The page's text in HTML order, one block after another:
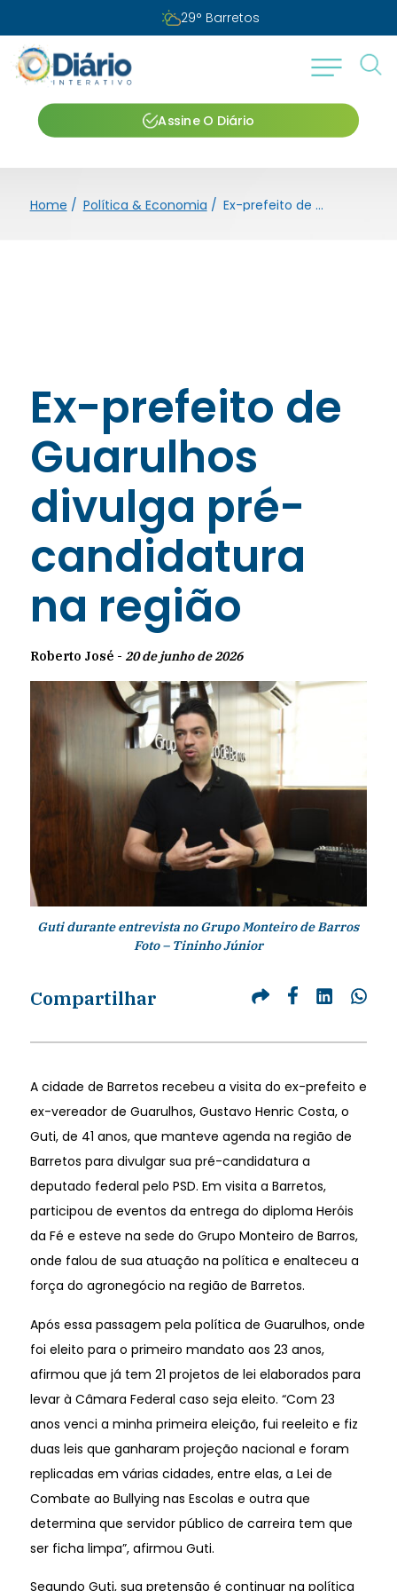
29° Barretos
Assine O Diário
Home / Política & Economia / Ex-prefeito de Guarulhos divulga pré-candidatura na região
Ex-prefeito de
Guarulhos
divulga pré-
candidatura
na região
Roberto José - 20 de junho de 2026
Guti durante entrevista no Grupo Monteiro de Barros
Foto – Tininho Júnior
Compartilhar
A cidade de Barretos recebeu a visita do ex-prefeito e
ex-vereador de Guarulhos, Gustavo Henric Costa, o
Guti, de 41 anos, que manteve agenda na região de
Barretos para divulgar sua pré-candidatura a
deputado federal pelo PSD. Em visita a Barretos,
participou de eventos da entrega do diploma Heróis
da Fé e esteve na sede do Grupo Monteiro de Barros,
onde falou de sua atuação na política e enalteceu a
força do agronegócio na região de Barretos.
Após essa passagem pela política de Guarulhos, onde
foi eleito para o primeiro mandato aos 23 anos,
afirmou que já tem 21 projetos de lei elaborados para
levar à Câmara Federal caso seja eleito. “Com 23
anos venci a minha primeira eleição, fui reeleito e fiz
duas leis que ganharam projeção nacional e foram
replicadas em várias cidades, entre elas, a Lei de
Combate ao Bullying nas Escolas e outra que
determina que servidor público de carreira tem que
ser ficha limpa”, afirmou Guti.
Segundo Guti, sua pretensão é continuar na política